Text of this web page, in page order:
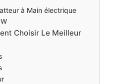
à Main électrique
Choisir Le Meilleur